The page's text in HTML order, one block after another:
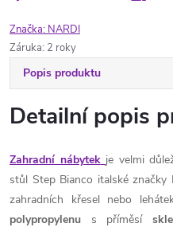
Značka: NARDI
Záruka: 2 roky
Popis produktu
Detailní popis
Zahradní nábytek je velmi
stůl Step Bianco italské
zahradních křesel nebo
polypropylenu s příměsí